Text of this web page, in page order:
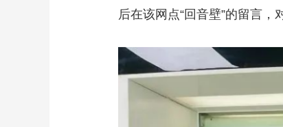
后在该网点“回音壁”的留言，